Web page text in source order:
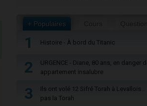
+ Populaires
1 Histoire - À bord du Titanic
2
URGENCE - Diane, 80 ans, en danger
appartement insalubre
3
Ils ont volé 12 Sifré Torah à Levallois…
pas la Torah